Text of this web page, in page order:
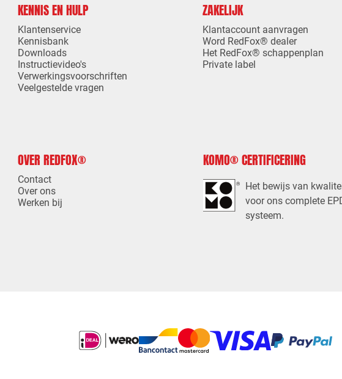
KENNIS EN HULP
Klantenservice
Kennisbank
Downloads
Instructievideo's
Verwerkingsvoorschriften
Veelgestelde vragen
ZAKELIJK
Klantaccount aanvragen
Word RedFox® dealer
Het RedFox® schappenplan
Private label
OVER REDFOX®
Contact
Over ons
Werken bij
KOMO® CERTIFICERING
Het bewijs van
voor ons complete
systeem.